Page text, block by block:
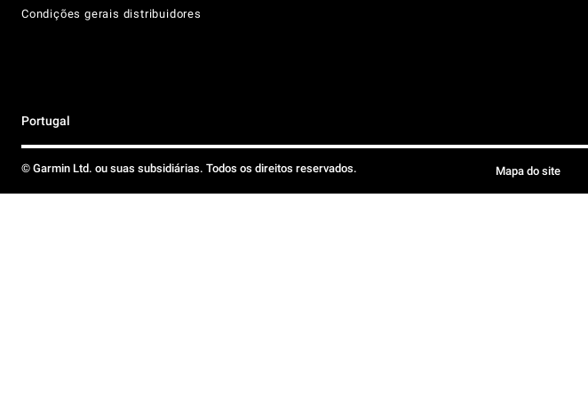
Condições gerais distribuidores
Portugal
© Garmin Ltd. ou suas subsidiárias. Todos os direitos reservados. Mapa do site